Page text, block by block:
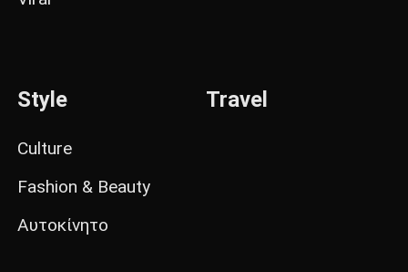
Style
Culture
Fashion & Beauty
Αυτοκίνητο
Travel